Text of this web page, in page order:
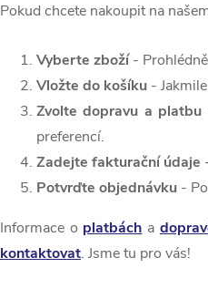
Pokud chcete nakoupit na
Vyberte zboží-
Vložte do košíku -
Zvolte dopravu a platbu
preferencí.
Zadejte fakturační údaje
Potvrďte objednávku -
Informace o platbách a
kontaktovat. Jsme tu pro vás!